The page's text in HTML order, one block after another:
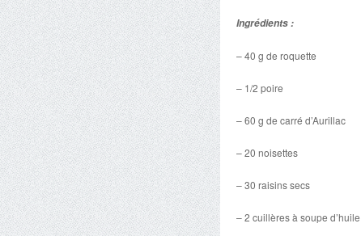
Ingrédients :
– 40 g de roquette
– 1/2 poire
– 60 g de carré d’Aurillac
– 20 noisettes
– 30 raisins secs
– 2 cuillères à soupe